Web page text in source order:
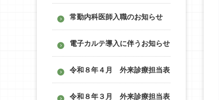
常勤内科医師入職のお知らせ
電子カルテ導入に伴うお知らせ
令和８年４月 外来診療担当表
令和８年３月 外来診療担当表